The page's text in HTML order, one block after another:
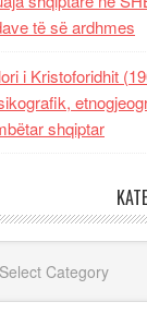
të së ardhmes
i Kristoforidhit
shqiptar